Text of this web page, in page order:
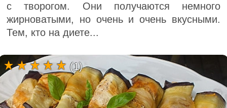
с творогом. Они получаются немного
жирноватыми, но очень и очень вкусными.
Тем, кто на диете...
(1)